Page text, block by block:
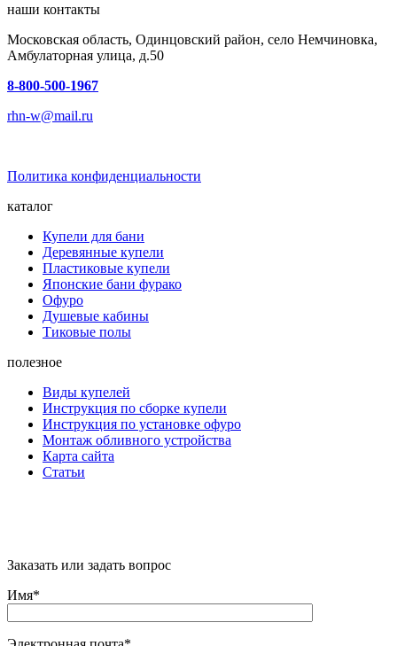
наши контакты
Московская область, Одинцовский район, село Немчиновка,
Амбулаторная улица, д.50
8-800-500-1967
rhn-w@mail.ru
Политика конфиденциальности
каталог
Купели для бани
Деревянные купели
Пластиковые купели
Японские бани фурако
Офуро
Душевые кабины
Тиковые полы
полезное
Виды купелей
Инструкция по сборке купели
Инструкция по установке офуро
Монтаж обливного устройства
Карта сайта
Статьи
Заказать или задать вопрос
Имя*